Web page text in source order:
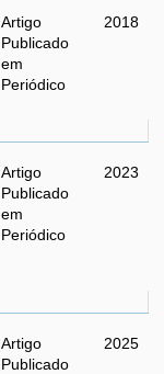
Artigo
Publicado
em
Periódico
2018
Artigo
Publicado
em
Periódico
2023
Artigo
Publicado
2025